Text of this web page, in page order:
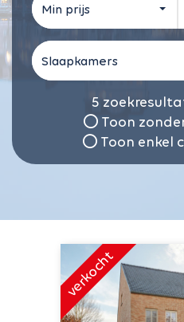
Min prijs
Slaapkamers
5
Toon
Toon enkel